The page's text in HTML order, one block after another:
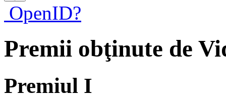
OpenID?
Premii obţinute de
Premiul I